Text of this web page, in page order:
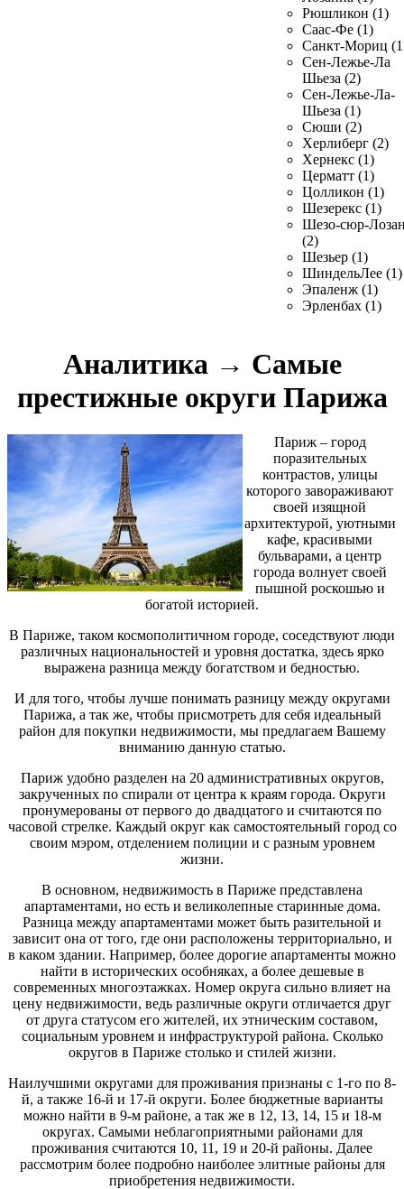
Рюшликон (1)
Саас-Фе (1)
Санкт-Мориц
Сен-Лежье-Ла
Шьеза (2)
Сен-Лежье-Ла-
Шьеза (1)
Сюши (2)
Херлиберг (2)
Хернекс (1)
Церматт (1)
Цолликон (1)
Шезерекс (1)
Шезо-сюр-
(2)
Шезьер (1)
ШиндельЛее (1)
Эпаленж (1)
Эрленбах (1)
Аналитика → Самые
престижные округи Парижа
Париж – город
поразительных
контрастов, улицы
которого завораживают
своей изящной
архитектурой, уютными
кафе, красивыми
бульварами, а центр
города волнует своей
пышной роскошью и
богатой историей.
В Париже, таком космополитичном городе, соседствуют люди
различных национальностей и уровня достатка, здесь ярко
выражена разница между богатством и бедностью.
И для того, чтобы лучше понимать разницу между округами
Парижа, а так же, чтобы присмотреть для себя идеальный
район для покупки недвижимости, мы предлагаем Вашему
вниманию данную статью.
Париж удобно разделен на 20 административных округов,
закрученных по спирали от центра к краям города. Округи
пронумерованы от первого до двадцатого и считаются по
часовой стрелке. Каждый округ как самостоятельный город со
своим мэром, отделением полиции и с разным уровнем
жизни.
В основном, недвижимость в Париже представлена
апартаментами, но есть и великолепные старинные дома.
Разница между апартаментами может быть разительной и
зависит она от того, где они расположены территориально, и
в каком здании. Например, более дорогие апартаменты можно
найти в исторических особняках, а более дешевые в
современных многоэтажках. Номер округа сильно влияет на
цену недвижимости, ведь различные округи отличается друг
от друга статусом его жителей, их этническим составом,
социальным уровнем и инфраструктурой района. Сколько
округов в Париже столько и стилей жизни.
Наилучшими округами для проживания признаны с 1-го по 8-
й, а также 16-й и 17-й округи. Более бюджетные варианты
можно найти в 9-м районе, а так же в 12, 13, 14, 15 и 18-м
округах. Самыми неблагоприятными районами для
проживания считаются 10, 11, 19 и 20-й районы. Далее
рассмотрим более подробно наиболее элитные районы для
приобретения недвижимости.